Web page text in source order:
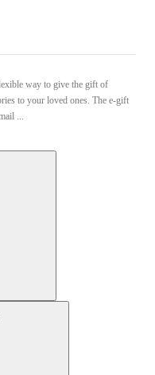
way to give the gift of
to your loved ones. The e-gift
...